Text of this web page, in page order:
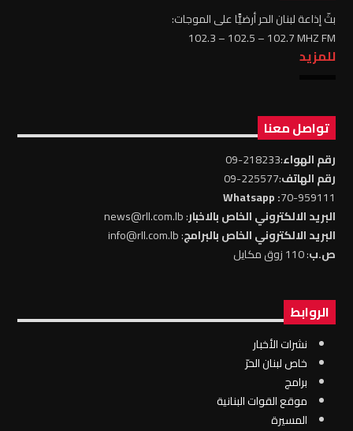
بثّ إذاعة لبنان الحر أرضيًّا على الموجات:
102.3 – 102.5 – 102.7 MHZ FM
للمزيد
تواصل معنا
رقم الهواء:218233-09
رقم الهاتف:225577-09
70-959111
: Whatsapp
البريد الالكتروني الخاص بالاخبار: news@rll.com.lb
البريد الالكتروني الخاص بالبرامج: info@rll.com.lb
ص.ب: 110 زوق مكايل
الروابط
نشرات الأخبار
خاص لبنان الحرّ
برامج
موقع القوات البنانية
المسيرة